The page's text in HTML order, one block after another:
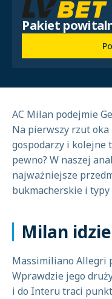
Pakiet
AC Milan podejmie
Na pierwszy rzut
gospodarzy i kolejne
pewno? W naszej
najważniejsze
bukmacherskie i
Milan
Massimiliano Allegri
Wprawdzie jego
i do Interu traci